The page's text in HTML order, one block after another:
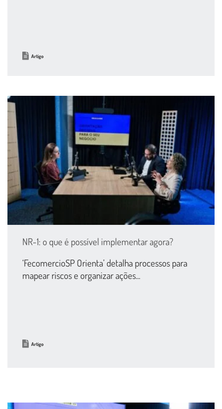
Artigo
NR-1: o que é possível implementar agora?
‘FecomercioSP Orienta’ detalha processos para
mapear riscos e organizar ações...
Artigo